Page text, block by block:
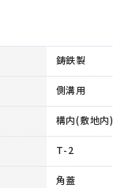
鋳鉄製
側溝用
構内(敷地内)
T-2
角蓋